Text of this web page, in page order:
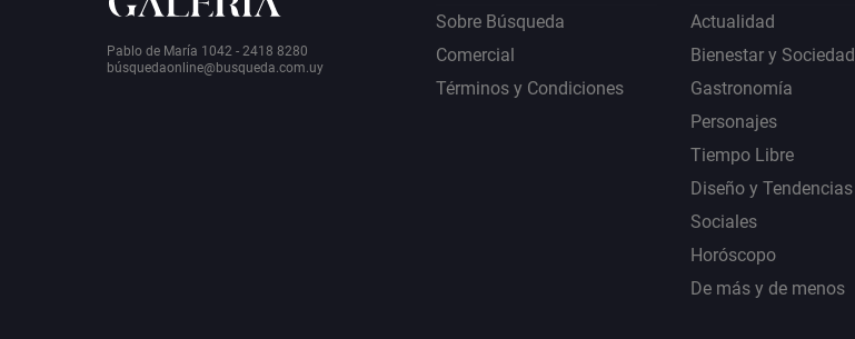
Pablo de María 1042 - 2418 8280
búsquedaonline@busqueda.com.uy
Sobre Búsqueda
Comercial
Términos y Condiciones
Actualidad
Bienestar y Sociedad
Gastronomía
Personajes
Tiempo Libre
Diseño y Tendencias
Sociales
Horóscopo
De más y de menos